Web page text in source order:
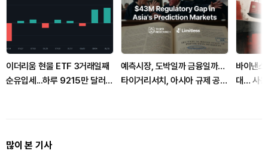
이더리움 현물 ETF 3거래일째
순유입세...하루 9215만 달러
예측시장, 도박일까 금융일까…
타이거리서치, 아시아 규제 공백
바이낸
대… 사용
많이 본 기사